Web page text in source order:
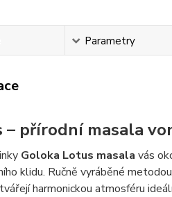
Parametry
– přírodní masala
Goloka Lotus masala vás
klidu. Ručně vyráběné metodou
harmonickou atmosféru